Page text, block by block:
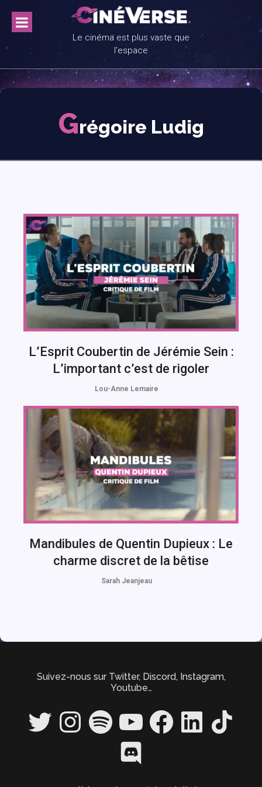
content
Le cinéma est plus vaste que
l'espace
Grégoire Ludig
L’Esprit Coubertin de Jérémie Sein :
L’important c’est de rigoler
Lou-Anne Lemaire
Mandibules de Quentin Dupieux : Le
charme discret de la bêtise
Sarah Jeanjeau
Suivez-nous sur Twitter, Discord, Instagram,
Youtube…
Twitter InstagramSpotify YouTube FacebookLinkedIn TikTok
Discord